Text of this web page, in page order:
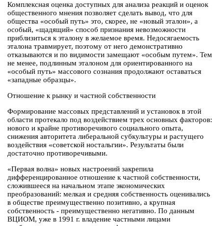
Комплексная оценка доступных для анализа реакций и оценок
общественного мнения позволяет сделать вывод, что для
общества «особый путь» это, скорее, не «новый эталон», а
особый, «щадящий» способ признания невозможности
приблизиться к эталону в желаемое время. Недосягаемость
эталона травмирует, поэтому от него демонстративно
отказываются и по видимости замещают «особым путем». Тем
не менее, подлинным эталоном для ориентированного на
«особый путь» массового сознания продолжают оставаться
«западные образцы».
Отношение к рынку и частной собственности
Формирование массовых представлений и установок в этой
области протекало под воздействием трех основных факторов:
нового и крайне противоречивого социального опыта,
снижения авторитета либеральной субкультуры и растущего
воздействия «советской ностальгии». Результаты были
достаточно противоречивыми.
«Первая волна» новых настроений закрепила
дифференцированное отношение к частной собственности,
сложившееся на начальном этапе экономических
преобразований: мелкая и средняя собственность оценивались
в обществе преимущественно позитивно, а крупная
собственность - преимущественно негативно. По данным
ВЦИОМ, уже в 1991 г. владение частными лицами